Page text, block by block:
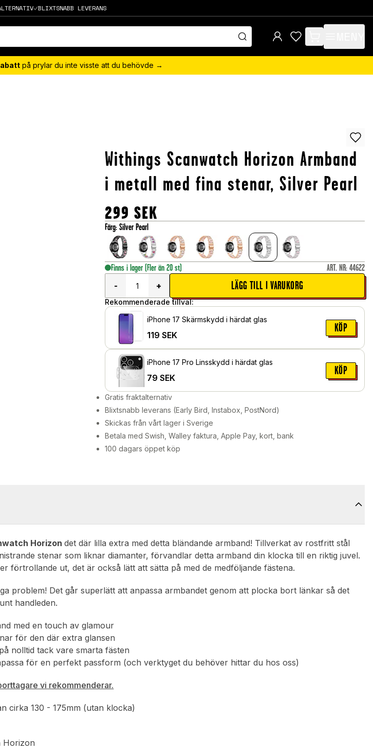
BLIXTSNABB LEVERANS
items in cart, view
på prylar du inte visste att du behövde →
Withings Scanwatch Horizon Armband
i metall med fina stenar, Silver Pearl
299 SEK
Färg:Silver Pearl
Finns i lager (Fler än 20 st) ART. NR: 44622
-
+ LÄGG TILL I VARUKORG
Rekommenderade tillval:
iPhone 17 Skärmskydd i härdat glas
119 SEK
KÖP
iPhone 17 Pro Linsskydd i härdat glas
79 SEK
KÖP
Gratis fraktalternativ
Blixtsnabb leverans (Early Bird, Instabox, PostNord)
Skickas från vårt lager i Sverige
Betala med Swish, Walley faktura, Apple Pay, kort, bank
100 dagars öppet köp
Horizondet där lilla extra med detta bländande armband! Tillverkat av rostfritt stål
stenar som liknar diamanter, förvandlar detta armband din klocka till en riktig juvel.
förtrollande ut, det är också lätt att sätta på med de medföljande fästena.
problem! Det går superlätt att anpassa armbandet genom att plocka bort länkar så det
handleden.
med en touch av glamour
för den där extra glansen
nolltid tack vare smarta fästen
för en perfekt passform (och verktyget du behöver hittar du hos oss)
vi rekommenderar.
cirka 130 - 175mm (utan klocka)
Horizon